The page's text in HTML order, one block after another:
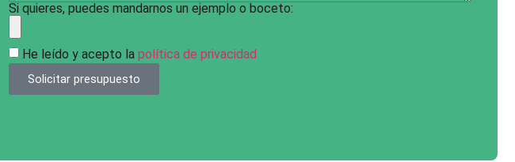
Si quieres, puedes mandarnos un ejemplo o boceto:
He leído y acepto la política de privacidad
Solicitar presupuesto